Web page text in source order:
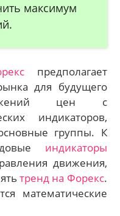
максимум
предполагает
для будущего
цен с
индикаторов,
группы. К
индикаторы
движения,
тренд на Форекс.
математические